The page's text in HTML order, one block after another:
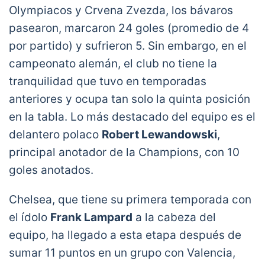
Olympiacos y Crvena Zvezda, los bávaros
pasearon, marcaron 24 goles (promedio de 4
por partido) y sufrieron 5. Sin embargo, en el
campeonato alemán, el club no tiene la
tranquilidad que tuvo en temporadas
anteriores y ocupa tan solo la quinta posición
en la tabla. Lo más destacado del equipo es el
delantero polaco Robert Lewandowski,
principal anotador de la Champions, con 10
goles anotados.
Chelsea, que tiene su primera temporada con
el ídolo Frank Lampard a la cabeza del
equipo, ha llegado a esta etapa después de
sumar 11 puntos en un grupo con Valencia,